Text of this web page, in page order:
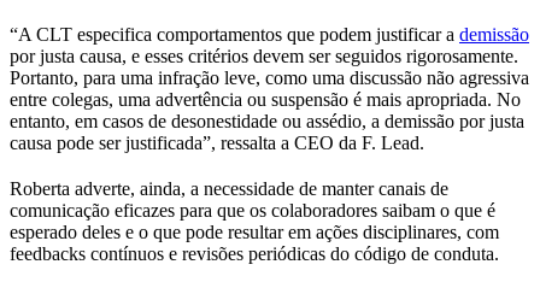
“A CLT especifica comportamentos que podem justificar a demissão
por justa causa, e esses critérios devem ser seguidos rigorosamente.
Portanto, para uma infração leve, como uma discussão não agressiva
entre colegas, uma advertência ou suspensão é mais apropriada. No
entanto, em casos de desonestidade ou assédio, a demissão por justa
causa pode ser justificada”, ressalta a CEO da F. Lead.
Roberta adverte, ainda, a necessidade de manter canais de
comunicação eficazes para que os colaboradores saibam o que é
esperado deles e o que pode resultar em ações disciplinares, com
feedbacks contínuos e revisões periódicas do código de conduta.